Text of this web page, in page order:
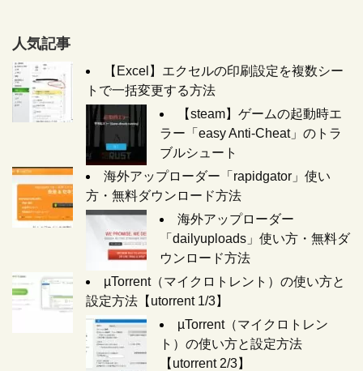
人気記事
【Excel】エクセルの印刷設定を複数シー
トで一括変更する方法
【steam】ゲームの起動時エ
ラー「easy Anti-Cheat」のトラ
ブルシュート
海外アップローダー「rapidgator」使い
方・無料ダウンロード方法
海外アップローダー
「dailyuploads」使い方・無料ダ
ウンロード方法
µTorrent（マイクロトレント）の使い方と
設定方法【utorrent 1/3】
µTorrent（マイクロトレン
ト）の使い方と設定方法
【utorrent 2/3】